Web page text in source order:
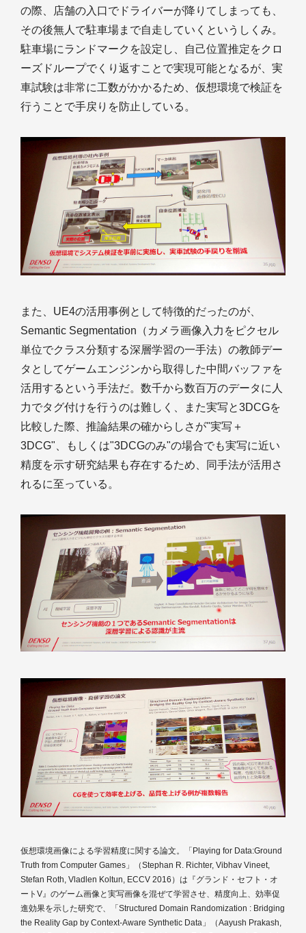
の際、店舗の入口でドライバーが降りてしまっても、
その後無人で駐車場まで自走していくというしくみ。
駐車場にランドマークを設定し、自己位置推定をクロ
ーズドループでくり返すことで実現可能となるが、実
車試験は非常に工数がかかるため、仮想環境で検証を
行うことで手戻りを防止している。
また、UE4の活用事例として特徴的だったのが、
Semantic Segmentation（カメラ画像入力をピクセル
単位でクラス分類する深層学習の一手法）の教師デー
タとしてゲームエンジンから取得した中間バッファを
活用するという手法だ。数千から数百万のデータに人
力でタグ付けを行うのは難しく、また実写と3DCGを
比較した際、推論結果の確からしさが"実写＋
3DCG"、もしくは"3DCGのみ"の場合でも実写に近い
精度を示す研究結果も存在するため、同手法が活用さ
れるに至っている。
仮想環境画像による学習精度に関する論文。「Playing for Data:Ground
Truth from Computer Games」（Stephan R. Richter, Vibhav Vineet,
Stefan Roth, Vladlen Koltun, ECCV 2016）は『グランド・セフト・オ
ートV』のゲーム画像と実写画像を混ぜて学習させ、精度向上、効率促
進効果を示した研究で、「Structured Domain Randomization : Bridging
the Reality Gap by Context-Aware Synthetic Data」（Aayush Prakash,